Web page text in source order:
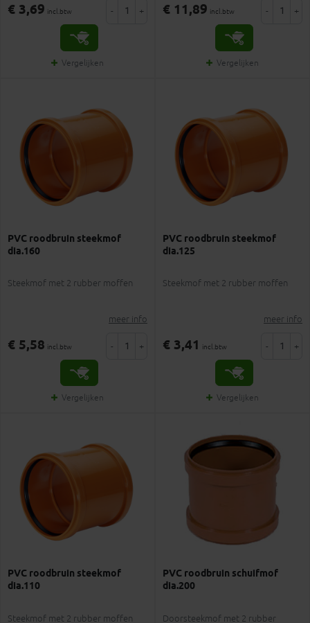
€ 3,69 incl.btw - +
Vergelijken
€ 11,89 incl.btw - +
Vergelijken
PVC roodbruin steekmof
dia.160
Steekmof met 2 rubber moffen
meer info
€ 5,58 incl.btw - +
Vergelijken
PVC roodbruin steekmof
dia.125
Steekmof met 2 rubber moffen
meer info
€ 3,41 incl.btw - +
Vergelijken
PVC roodbruin steekmof
dia.110
Steekmof met 2 rubber moffen
PVC roodbruin schuifmof
dia.200
Doorsteekmof met 2 rubber